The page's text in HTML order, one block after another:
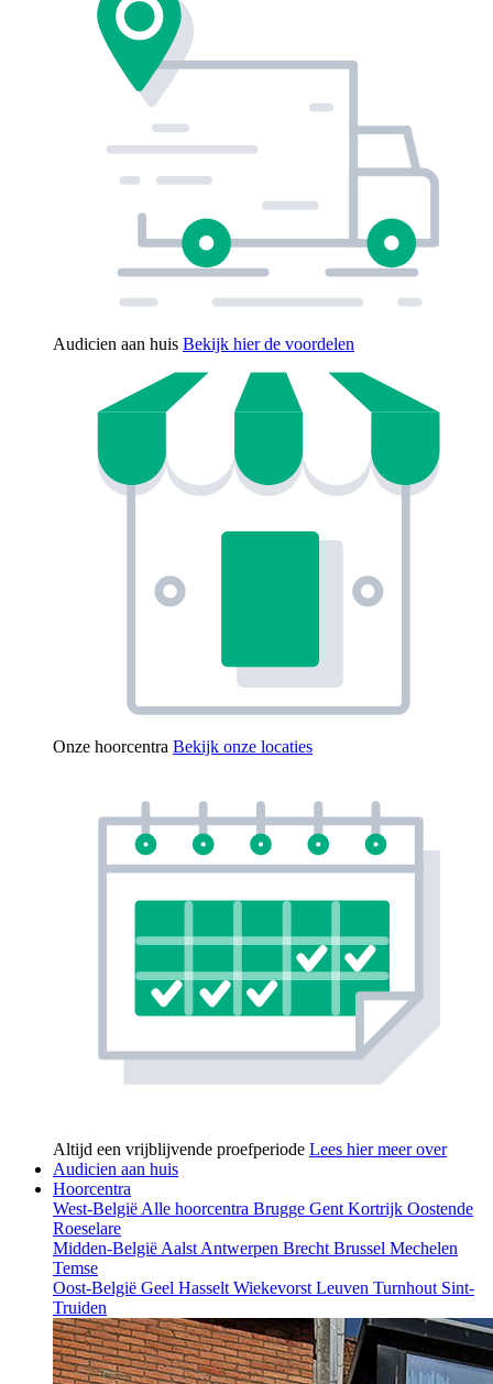
Audicien aan huis Bekijk hier de voordelen
Onze hoorcentra Bekijk onze locaties
Altijd een vrijblijvende proefperiode Lees hier meer over
Audicien aan huis
Hoorcentra
West-België Alle hoorcentra Brugge Gent Kortrijk Oostende
Roeselare
Midden-België Aalst Antwerpen Brecht Brussel Mechelen
Temse
Oost-België Geel Hasselt Wiekevorst Leuven Turnhout Sint-
Truiden